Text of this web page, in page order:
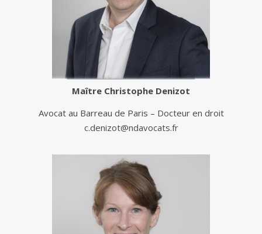
Maître Christophe Denizot
Avocat au Barreau de Paris – Docteur en droit
c.denizot@ndavocats.fr